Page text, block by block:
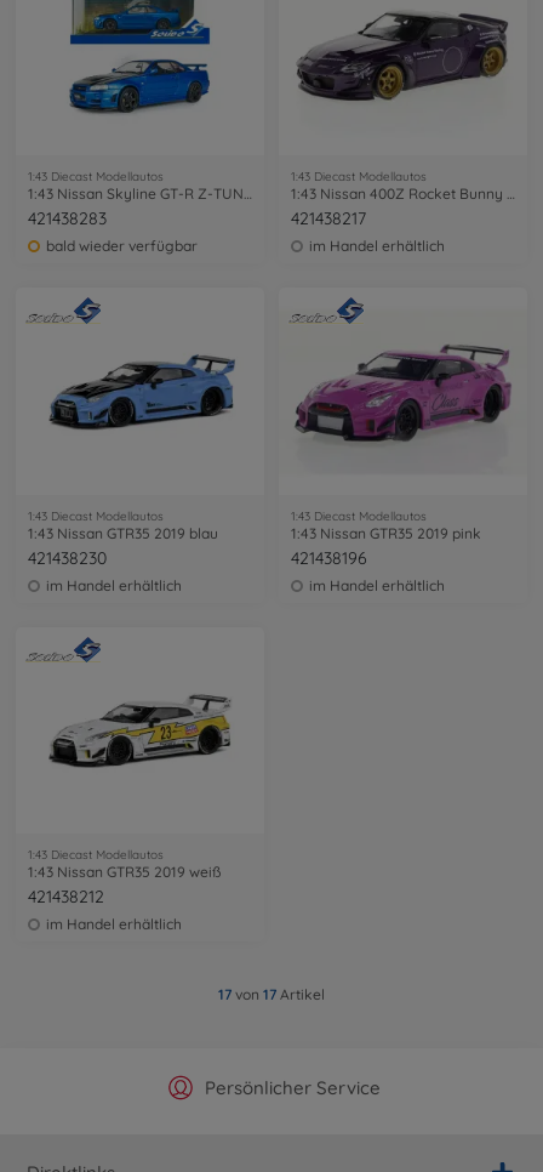
1:43 Diecast Modellautos
1:43 Nissan Skyline GT-R Z-TUNE blau
421438283
bald wieder verfügbar
1:43 Diecast Modellautos
1:43 Nissan 400Z Rocket Bunny lila
421438217
im Handel erhältlich
1:43 Diecast Modellautos
1:43 Nissan GTR35 2019 blau
421438230
im Handel erhältlich
1:43 Diecast Modellautos
1:43 Nissan GTR35 2019 pink
421438196
im Handel erhältlich
1:43 Diecast Modellautos
1:43 Nissan GTR35 2019 weiß
421438212
im Handel erhältlich
17 von 17 Artikel
Offizieller Hersteller Shop
Persönlicher Service
Versandkostenfrei ab 25€
Schnelle Lieferung